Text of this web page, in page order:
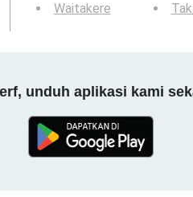
Waitakere
unduh aplikasi kami